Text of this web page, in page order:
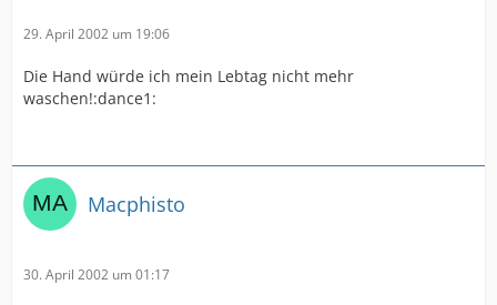
29. April 2002 um 19:06
Die Hand würde ich mein Lebtag nicht mehr
waschen!:dance1:
Macphisto
30. April 2002 um 01:17